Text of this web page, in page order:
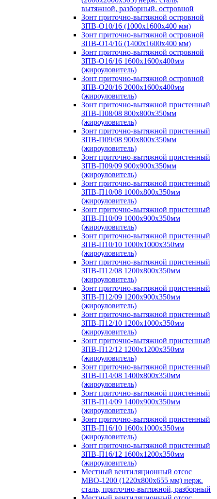
вытяжной, разборный, островной
Зонт приточно-вытяжной островной
ЗПВ-О10/16 (1000х1600х400 мм)
Зонт приточно-вытяжной островной
ЗПВ-О14/16 (1400х1600х400 мм)
Зонт приточно-вытяжной островной
ЗПВ-О16/16 1600х1600х400мм
(жироуловитель)
Зонт приточно-вытяжной островной
ЗПВ-О20/16 2000х1600х400мм
(жироуловитель)
Зонт приточно-вытяжной пристенный
ЗПВ-П08/08 800х800х350мм
(жироуловитель)
Зонт приточно-вытяжной пристенный
ЗПВ-П09/08 900х800х350мм
(жироуловитель)
Зонт приточно-вытяжной пристенный
ЗПВ-П09/09 900х900х350мм
(жироуловитель)
Зонт приточно-вытяжной пристенный
ЗПВ-П10/08 1000х800х350мм
(жироуловитель)
Зонт приточно-вытяжной пристенный
ЗПВ-П10/09 1000х900х350мм
(жироуловитель)
Зонт приточно-вытяжной пристенный
ЗПВ-П10/10 1000х1000х350мм
(жироуловитель)
Зонт приточно-вытяжной пристенный
ЗПВ-П12/08 1200х800х350мм
(жироуловитель)
Зонт приточно-вытяжной пристенный
ЗПВ-П12/09 1200х900х350мм
(жироуловитель)
Зонт приточно-вытяжной пристенный
ЗПВ-П12/10 1200х1000х350мм
(жироуловитель)
Зонт приточно-вытяжной пристенный
ЗПВ-П12/12 1200х1200х350мм
(жироуловитель)
Зонт приточно-вытяжной пристенный
ЗПВ-П14/08 1400х800х350мм
(жироуловитель)
Зонт приточно-вытяжной пристенный
ЗПВ-П14/09 1400х900х350мм
(жироуловитель)
Зонт приточно-вытяжной пристенный
ЗПВ-П16/10 1600х1000х350мм
(жироуловитель)
Зонт приточно-вытяжной пристенный
ЗПВ-П16/12 1600х1200х350мм
(жироуловитель)
Местный вентиляционный отсос
МВО-1200 (1220х800х655 мм) нерж.
сталь, приточно-вытяжной, разборный